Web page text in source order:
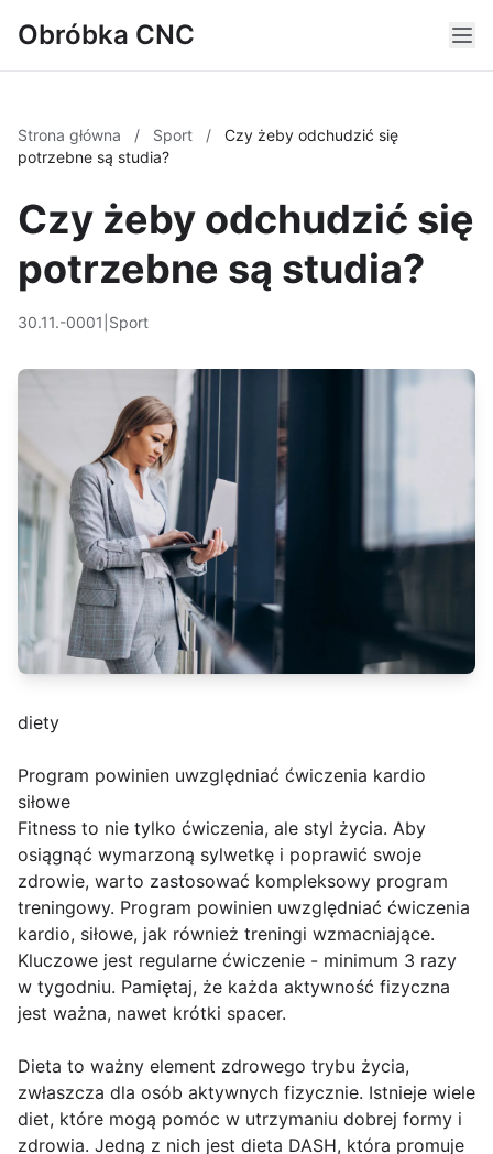
Obróbka CNC
Strona główna / Sport /
Czy żeby odchudzić się
potrzebne są studia?
Czy żeby odchudzić się
potrzebne są studia?
30.11.-0001 Sport
diety
Program powinien uwzględniać ćwiczenia kardio
siłowe
Fitness to nie tylko ćwiczenia, ale styl życia. Aby
osiągnąć wymarzoną sylwetkę i poprawić swoje
zdrowie, warto zastosować kompleksowy program
treningowy. Program powinien uwzględniać ćwiczenia
kardio, siłowe, jak również treningi wzmacniające.
Kluczowe jest regularne ćwiczenie - minimum 3 razy
w tygodniu. Pamiętaj, że każda aktywność fizyczna
jest ważna, nawet krótki spacer.
Dieta to ważny element zdrowego trybu życia,
zwłaszcza dla osób aktywnych fizycznie. Istnieje wiele
diet, które mogą pomóc w utrzymaniu dobrej formy i
zdrowia. Jedną z nich jest dieta DASH, która promuje